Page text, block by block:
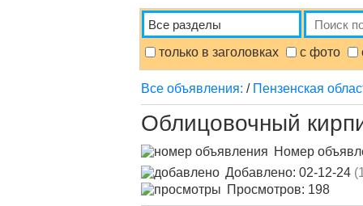
только в заголовках с фото
Все объявления: / Пензенская
Облицовочный
Номер
Добавлено: 02-12-24
Просмотров: 198